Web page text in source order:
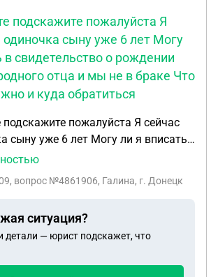
подскажите пожалуйста Я
одиночка сыну уже 6 лет Могу
в свидетельство о рождении
отца и мы не в браке Что
и куда обратиться
пожалуйста Я сейчас
6 лет Могу ли я вписать
о рождении ребенка не родного
, вопрос №4861906, Галина, г. Донецк
ситуация?
детали — юрист подскажет, что